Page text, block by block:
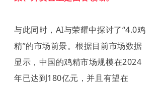
与此同时，AI与荣耀中探讨了“4.0鸡
精”的市场前景。根据目前市场数据
显示，中国的鸡精市场规模在2024
年已达到180亿元，并且有望在